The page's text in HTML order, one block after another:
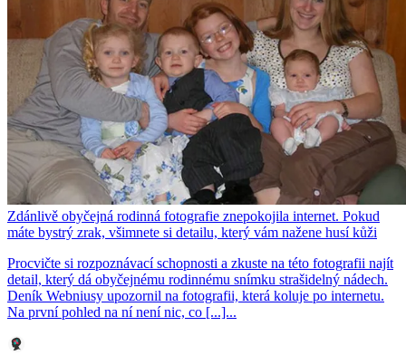
Zdánlivě obyčejná rodinná fotografie znepokojila internet. Pokud
máte bystrý zrak, všimnete si detailu, který vám nažene husí kůži
Procvičte si rozpoznávací schopnosti a zkuste na této fotografii najít
detail, který dá obyčejnému rodinnému snímku strašidelný nádech.
Deník Webniusy upozornil na fotografii, která koluje po internetu.
Na první pohled na ní není nic, co [...]...